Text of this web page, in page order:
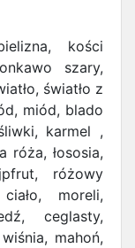
kości
szary,
światło z
miód, blado
karmel ,
róża, łososia,
różowy
moreli,
ceglasty,
mahoń,